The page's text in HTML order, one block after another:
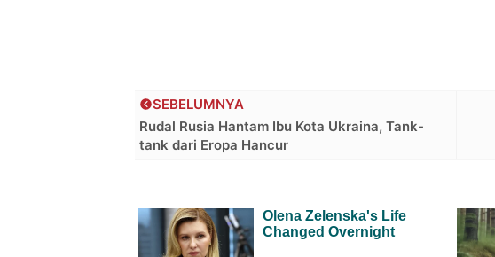
SEBELUMNYA
Rudal Rusia Hantam Ibu Kota Ukraina, Tank-
tank dari Eropa Hancur